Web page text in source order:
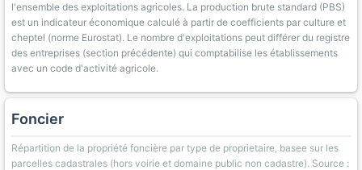
l'ensemble des exploitations agricoles. La production brute standard (PBS)
est un indicateur économique calculé à partir de coefficients par culture et
cheptel (norme Eurostat). Le nombre d'exploitations peut différer du registre
des entreprises (section précédente) qui comptabilise les établissements
avec un code d'activité agricole.
Foncier
Répartition de la propriété foncière par type de proprietaire, basee sur les
parcelles cadastrales (hors voirie et domaine public non cadastre). Source :